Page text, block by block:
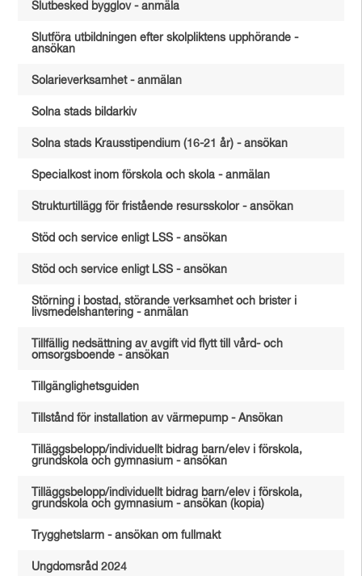
Slutbesked bygglov - anmäla
Slutföra utbildningen efter skolpliktens upphörande -
ansökan
Solarieverksamhet - anmälan
Solna stads bildarkiv
Solna stads Krausstipendium (16-21 år) - ansökan
Specialkost inom förskola och skola - anmälan
Strukturtillägg för fristående resursskolor - ansökan
Stöd och service enligt LSS - ansökan
Stöd och service enligt LSS - ansökan
Störning i bostad, störande verksamhet och brister i
livsmedelshantering - anmälan
Tillfällig nedsättning av avgift vid flytt till vård- och
omsorgsboende - ansökan
Tillgänglighetsguiden
Tillstånd för installation av värmepump - Ansökan
Tilläggsbelopp/individuellt bidrag barn/elev i förskola,
grundskola och gymnasium - ansökan
Tilläggsbelopp/individuellt bidrag barn/elev i förskola,
grundskola och gymnasium - ansökan (kopia)
Trygghetslarm - ansökan om fullmakt
Ungdomsråd 2024